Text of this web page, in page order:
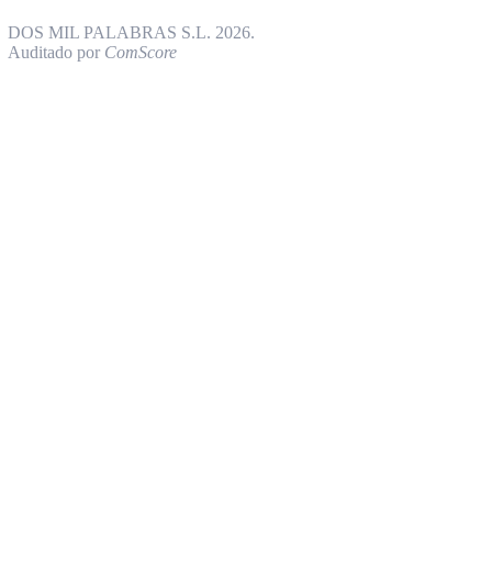
DOS MIL PALABRAS S.L. 2026.
Auditado por ComScore